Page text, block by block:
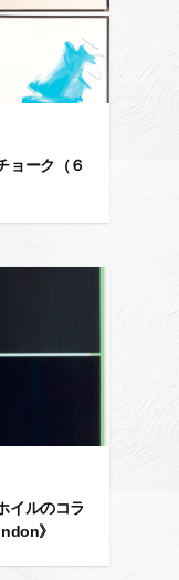
ョーク（６
イルのコラ
》